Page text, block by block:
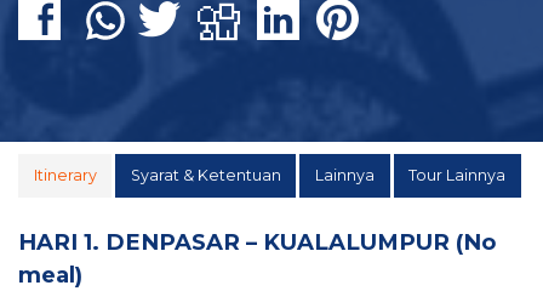
Itinerary Syarat & Ketentuan Lainnya Tour Lainnya
HARI 1. DENPASAR – KUALALUMPUR (No
meal)